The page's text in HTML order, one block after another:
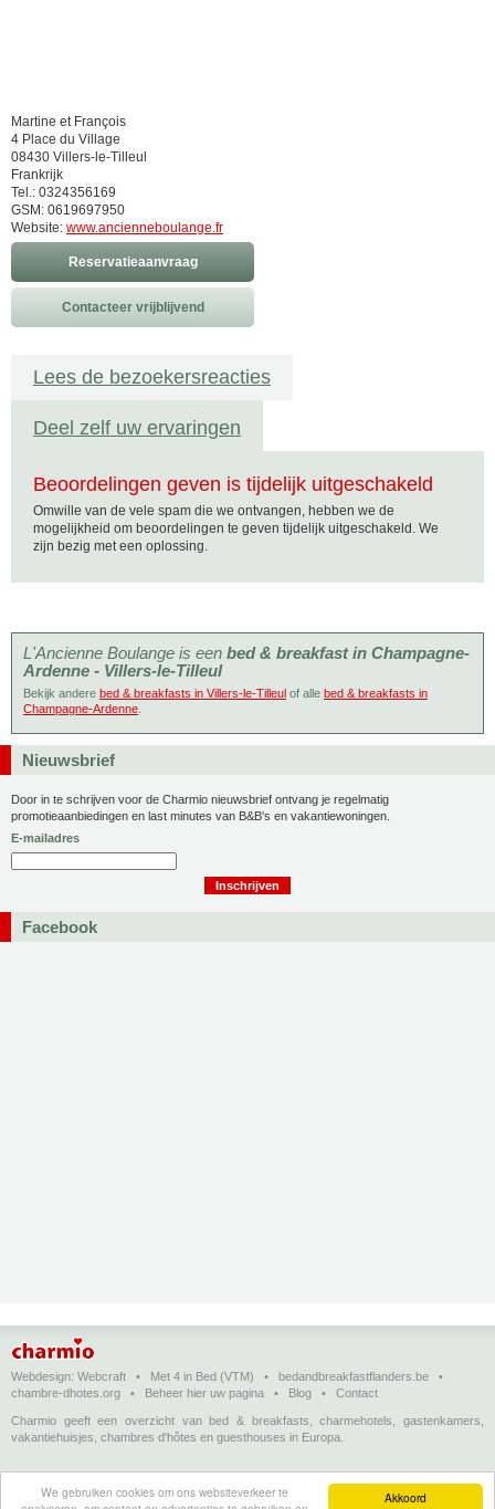
Akkoord
We gebruiken cookies om ons websiteverkeer te
Martine et François
4 Place du Village
08430 Villers-le-Tilleul
Frankrijk
Tel.: 0324356169
GSM: 0619697950
Website: www.ancienneboulange.fr
Reservatieaanvraag
Contacteer vrijblijvend
Lees de bezoekersreacties
Deel zelf uw ervaringen
Beoordelingen geven is tijdelijk uitgeschakeld
Omwille van de vele spam die we ontvangen, hebben we de
mogelijkheid om beoordelingen te geven tijdelijk uitgeschakeld. We
zijn bezig met een oplossing.
L'Ancienne Boulange is een bed & breakfast in Champagne-
Ardenne - Villers-le-Tilleul
Bekijk andere bed & breakfasts in Villers-le-Tilleul of alle bed & breakfasts in
Champagne-Ardenne
Nieuwsbrief
Door in te schrijven voor de Charmio nieuwsbrief ontvang je regelmatig
promotieaanbiedingen en last minutes van B&B's en vakantiewoningen.
E-mailadres
Facebook
Webdesign: Webcraft • Met 4 in Bed (VTM) • bedandbreakfastflanders.be •
chambre-dhotes.org • Beheer hier uw pagina • Blog • Contact
Charmio geeft een overzicht van bed & breakfasts, charmehotels, gastenkamers,
vakantiehuisjes, chambres d'hôtes en guesthouses in Europa.
Bed & breakfasts, charmehotels en vakantiehuizen (in het Nederlands)•Chambres
d'hôtes, hôtels de charme et logements de vacances
(en français) •
Bed &